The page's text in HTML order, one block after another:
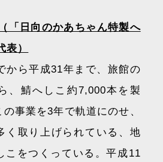
「日向のかあちゃん特製へ
表）
から平成31年まで、旅館の
、鯖へしこ約7,000本を製
事業を3年で軌道にのせ、
く取り上げられている、地
こをつくっている。平成11